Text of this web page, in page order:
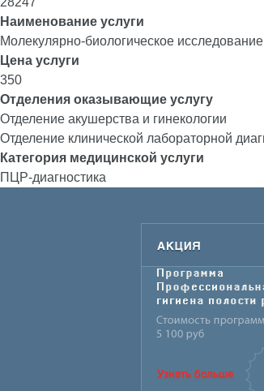
Наименование услуги
Молекулярно-биологическое
Цена услуги
350
Отделения оказывающие услугу
Отделение акушерства и гинекологии
Отделение клинической лабораторной
Категория медицинской услуги
ПЦР-диагностика